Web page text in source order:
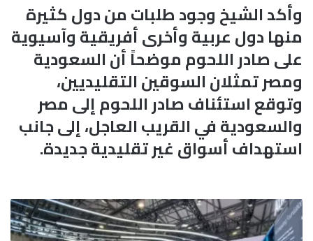
وأكد الشيخ وجود طلبات من دول كثيرة
منها دول عربية وأخرى أفريقية وآسيوية
على صادر اللحوم موضحاً أن السعودية
ومصر تمثلان السوقين التقليديين،
وتوقع استئناف صادر اللحوم إلى مصر
والسعودية في القريب العاجل، إلى جانب
استهداف أسواق غير تقليدية جديدة.
ا
ل
س